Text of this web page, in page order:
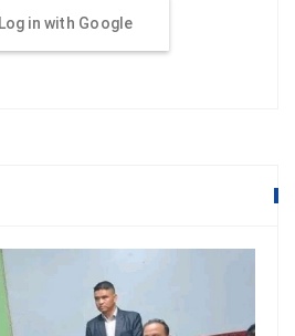
Log in with Google